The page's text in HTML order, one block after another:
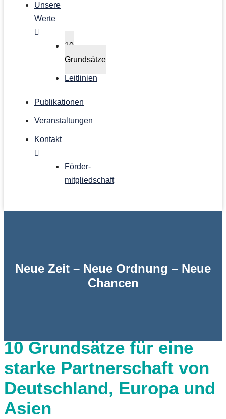
Unsere
Werte
10
Grundsätze
Leitlinien
Publikationen
Veranstaltungen
Kontakt
Förder­
mitgliedschaft
Neue Zeit – Neue Ordnung – Neue
Chancen
10 Grundsätze für eine
starke Partner­schaft von
Deutsch­land, Europa und
Asien